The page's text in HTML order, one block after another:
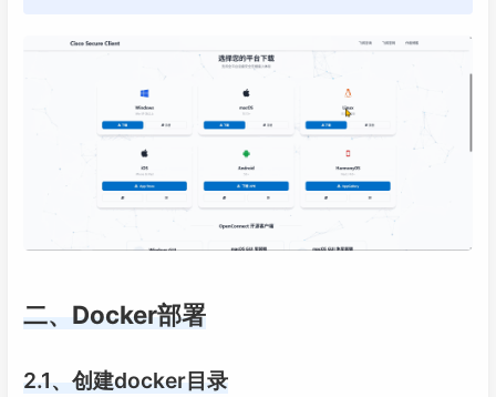
二、Docker部署
2.1、创建docker目录